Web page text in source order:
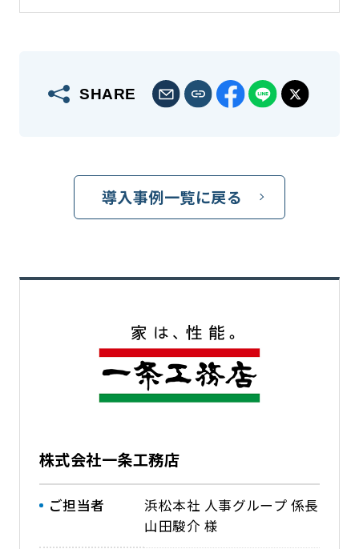
SHARE
導入事例一覧に戻る
株式会社一条工務店
ご担当者
浜松本社 人事グループ 係長
山田駿介 様